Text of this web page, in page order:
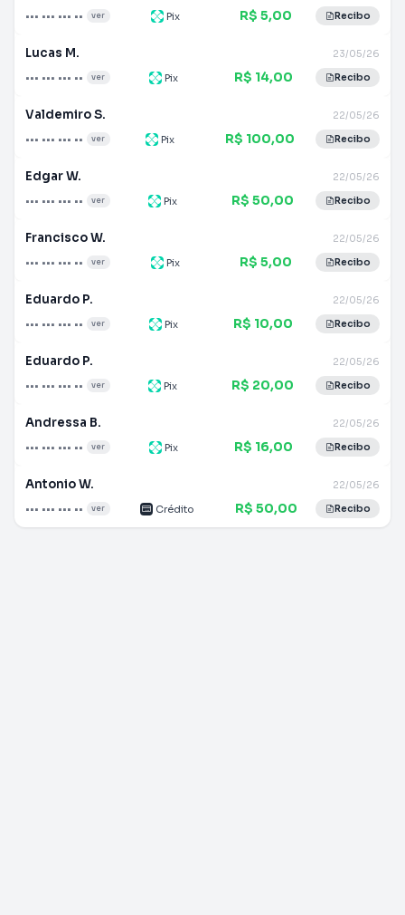
••• ••• ••• •• ver Pix R$ 5,00 Recibo
Lucas M.
••• ••• ••• •• ver
23/05/26
Pix R$ 14,00 Recibo
Valdemiro S.
••• ••• ••• •• ver
22/05/26
Pix R$ 100,00 Recibo
Edgar W.
••• ••• ••• •• ver
22/05/26
Pix R$ 50,00 Recibo
Francisco W.
••• ••• ••• •• ver
22/05/26
Pix R$ 5,00 Recibo
Eduardo P.
••• ••• ••• •• ver
22/05/26
Pix R$ 10,00 Recibo
Eduardo P.
••• ••• ••• •• ver
22/05/26
Pix R$ 20,00 Recibo
Andressa B.
••• ••• ••• •• ver
22/05/26
Pix R$ 16,00 Recibo
Antonio W.
••• ••• ••• •• ver
22/05/26
Crédito R$ 50,00 Recibo